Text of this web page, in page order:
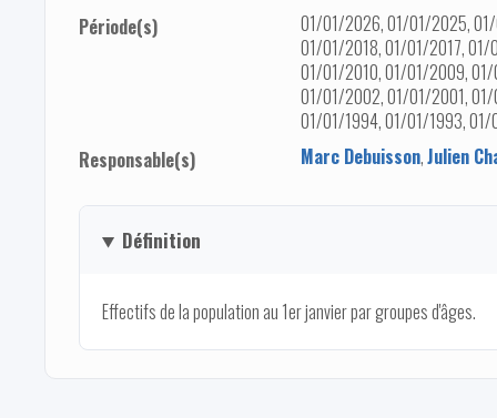
Période(s)
01/01/2026, 01/01/2025,
01/01/2018, 01/01/2017,
01/01/2010, 01/01/2009,
01/01/2002, 01/01/2001,
01/01/1994, 01/01/1993,
Responsable(s)
Marc Debuisson,Julien
Définition
Effectifs de la population au 1er janvier par groupes d'âges.